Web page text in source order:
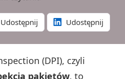
Udostępnij Udostępnij
(DPI), czyli
pakietów, to